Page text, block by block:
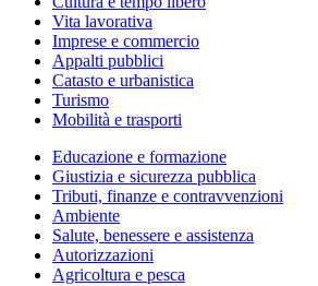
Vita lavorativa
Imprese e commercio
Appalti pubblici
Catasto e urbanistica
Turismo
Mobilità e trasporti
Educazione e formazione
Giustizia e sicurezza pubblica
Tributi, finanze e contravvenzioni
Ambiente
Salute, benessere e assistenza
Autorizzazioni
Agricoltura e pesca